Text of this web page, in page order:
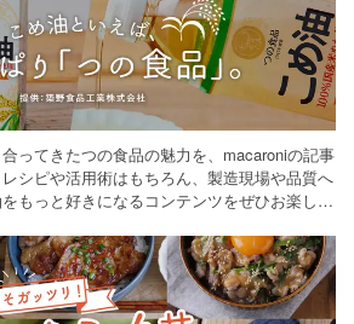
ってきたつの食品の魅力を、macaroniの記事
シピや活用術はもちろん、製造現場や品質へ
もっと好きになるコンテンツをぜひお楽しみ